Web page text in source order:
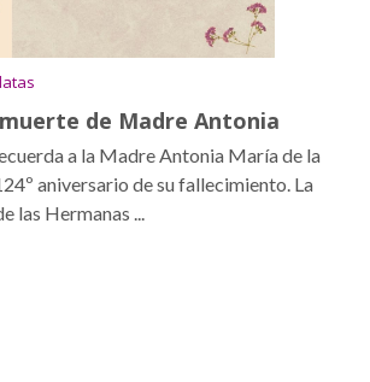
de Madre Antonia
a la Madre Antonia María de la
aniversario de su fallecimiento. La
las Hermanas ...